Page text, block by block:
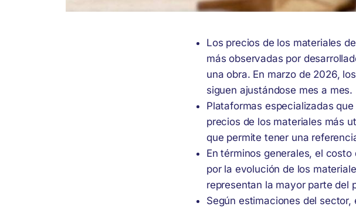
Los precios de los materiales
más observadas por
una obra. En marzo de 2026,
siguen ajustándose mes a mes.
Plataformas especializadas
precios de los materiales más
que permite tener una
En términos generales, el
por la evolución de los
representan la mayor parte del
Según estimaciones del